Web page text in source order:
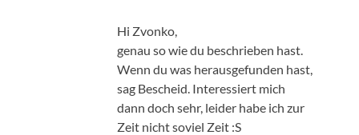
Hi Zvonko,
genau so wie du beschrieben hast.
Wenn du was herausgefunden hast,
sag Bescheid. Interessiert mich
dann doch sehr, leider habe ich zur
Zeit nicht soviel Zeit :S